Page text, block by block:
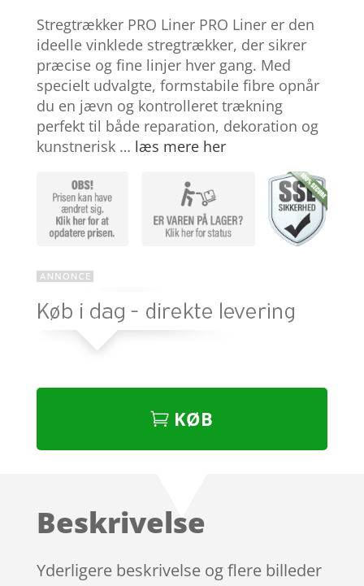
ud af 5
baseret
på
kundebedø
mmelser
Stregtrækker PRO Liner PRO Liner er den
ideelle vinklede stregtrækker, der sikrer
præcise og fine linjer hver gang. Med
specielt udvalgte, formstabile fibre opnår
du en jævn og kontrolleret trækning
perfekt til både reparation, dekoration og
kunstnerisk … læs mere her
KØB
Beskrivelse
Yderligere beskrivelse og flere billeder